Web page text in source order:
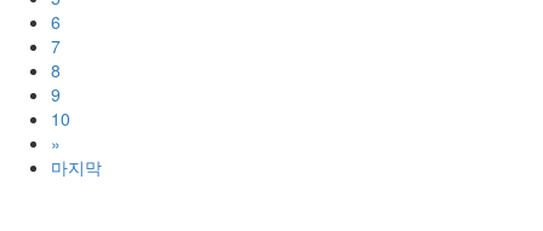
6
7
8
9
10
»
마지막